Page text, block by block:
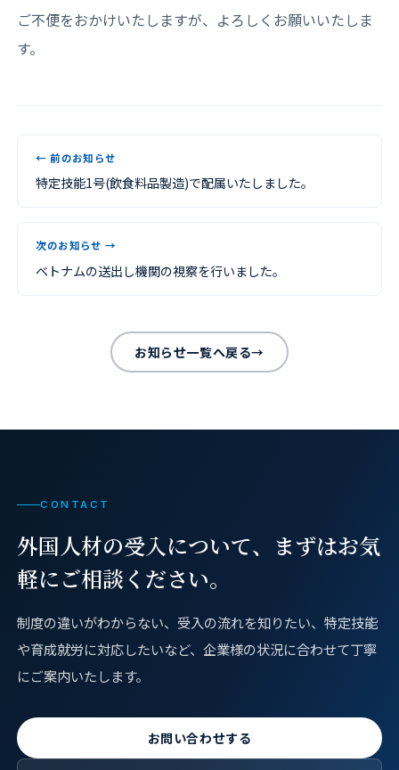
ご不便をおかけいたしますが、よろしくお願いいたしま
す。
← 前のお知らせ
特定技能1号(飲食料品製造)で配属いたしました。
次のお知らせ →
ベトナムの送出し機関の視察を行いました。
お知らせ一覧へ戻る→
CONTACT
外国人材の受入について、 まずはお気
軽にご相談ください。
制度の違いがわからない、受入の流れを知りたい、特定技能
や育成就労に対応したいなど、企業様の状況に合わせて丁寧
にご案内いたします。
お問い合わせする